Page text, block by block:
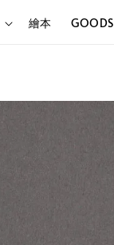
繪本 GOODS